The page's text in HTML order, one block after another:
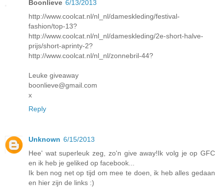
Boonlieve 6/13/2013
http://www.coolcat.nl/nl_nl/dameskleding/festival-
fashion/top-13?
http://www.coolcat.nl/nl_nl/dameskleding/2e-short-halve-
prijs/short-aprinty-2?
http://www.coolcat.nl/nl_nl/zonnebril-44?
Leuke giveaway
boonlieve@gmail.com
x
Reply
Unknown 6/15/2013
Hee' wat superleuk zeg, zo'n give away!Ik volg je op GFC
en ik heb je geliked op facebook...
Ik ben nog net op tijd om mee te doen, ik heb alles gedaan
en hier zijn de links :)